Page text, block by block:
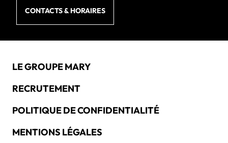
CONTACTS & HORAIRES
LE GROUPE MARY
RECRUTEMENT
POLITIQUE DE CONFIDENTIALITÉ
MENTIONS LÉGALES